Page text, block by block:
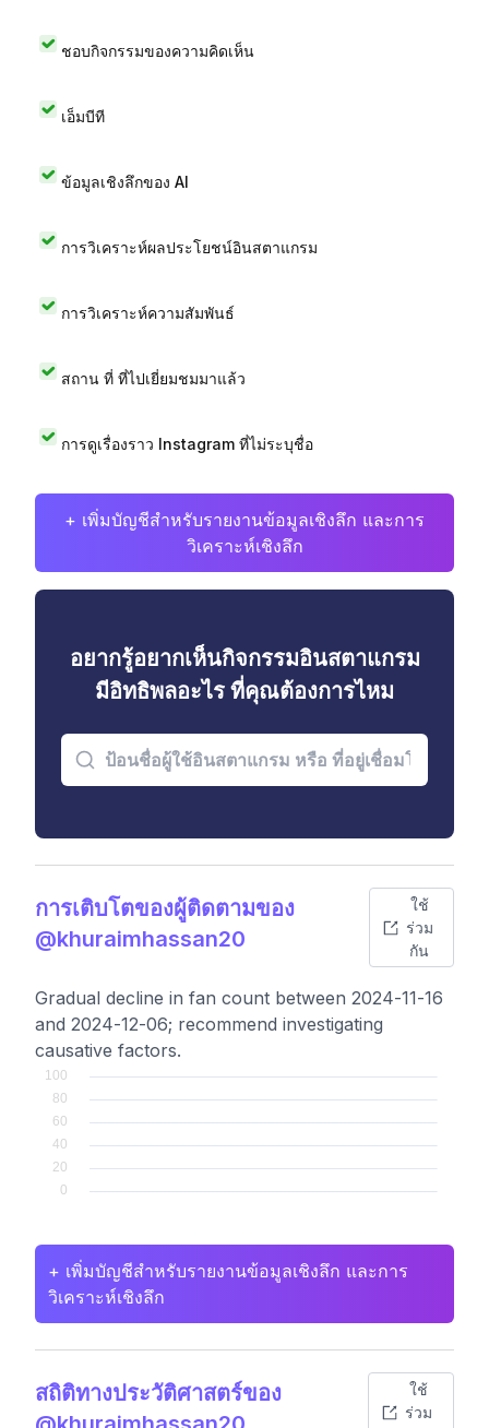
ชอบกิจกรรมของความคิดเห็น
เอ็มบีที
ข้อมูลเชิงลึกของ AI
การวิเคราะห์ผลประโยชน์อินสตาแกรม
การวิเคราะห์ความสัมพันธ์
สถาน ที่ ที่ไปเยี่ยมชมมาแล้ว
การดูเรื่องราว Instagram ที่ไม่ระบุชื่อ
+ เพิ่มบัญชีสำหรับรายงานข้อมูลเชิงลึก และการ
วิเคราะห์เชิงลึก
อยากรู้อยากเห็นกิจกรรมอินสตาแกรม
มีอิทธิพลอะไร ที่คุณต้องการไหม
การเติบโตของผู้ติดตามของ
@khuraimhassan20
ใช้
ร่วม
กัน
Gradual decline in fan count between 2024-11-16
and 2024-12-06; recommend investigating
causative factors.
+ เพิ่มบัญชีสำหรับรายงานข้อมูลเชิงลึก และการ
วิเคราะห์เชิงลึก
สถิติทางประวัติศาสตร์ของ
ใช้
ร่วม